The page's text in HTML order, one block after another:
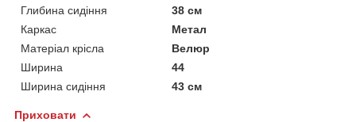
Глибина сидіння
38 см
Каркас
Метал
Матеріал крісла
Велюр
Ширина
44
Ширина сидіння
43 см
Приховати